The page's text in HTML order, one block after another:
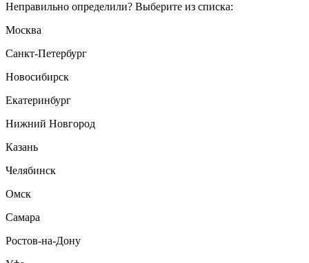
Неправильно определили? Выберите из списка:
Москва
Санкт-Петербург
Новосибирск
Екатеринбург
Нижний Новгород
Казань
Челябинск
Омск
Самара
Ростов-на-Дону